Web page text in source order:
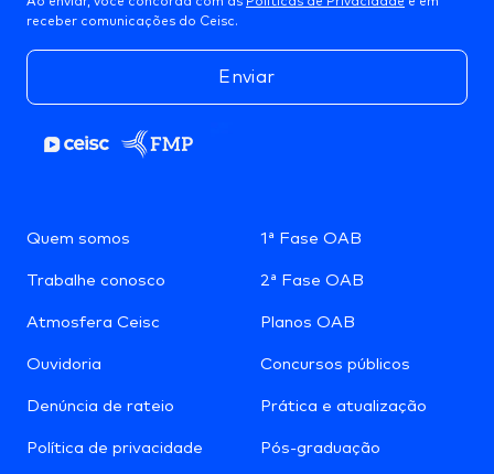
Quem somos
Trabalhe conosco
Atmosfera Ceisc
Ouvidoria
Denúncia de rateio
Política de privacidade
1ª Fase OAB
2ª Fase OAB
Planos OAB
Concursos públicos
Prática e atualização
Pós-graduação
receber comunicações do Ceisc.
Enviar